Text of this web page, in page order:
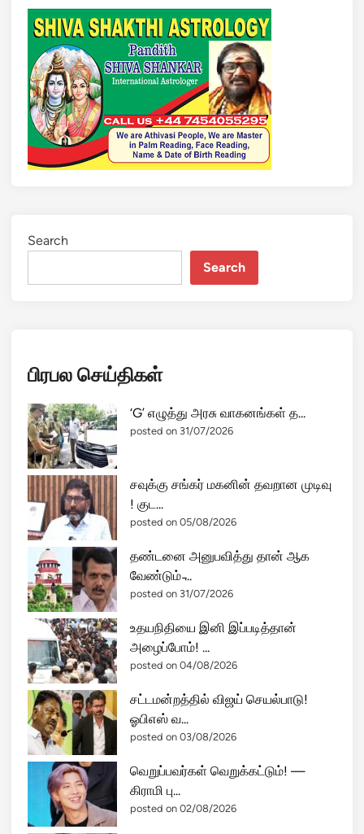
Search
Search
பிரபல செய்திகள்
‘G’ எழுத்து அரசு வாகனங்கள் த...
posted on 31/07/2026
சவுக்கு சங்கர் மகனின் தவறான முடிவு
! குட...
posted on 05/08/2026
தண்டனை அனுபவித்து தான் ஆக
வேண்டும் ̵...
posted on 31/07/2026
உதயநிதியை இனி இப்படித்தான்
அழைப்போம்! ...
posted on 04/08/2026
சட்டமன்றத்தில் விஜய் செயல்பாடு!
ஓபிஎஸ் வ...
posted on 03/08/2026
வெறுப்பவர்கள் வெறுக்கட்டும்! —
கிராமி பு...
posted on 02/08/2026